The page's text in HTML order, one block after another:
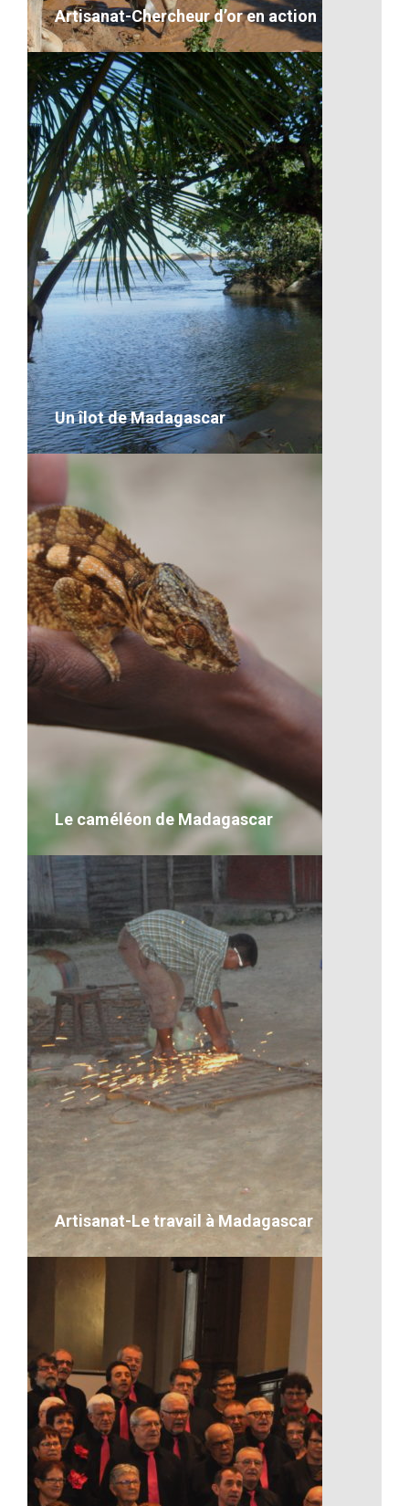
Artisanat-Chercheur d’or en action
Artisanat-Chercheur d’or en action
VOIR LE DÉTAIL
Un îlot de Madagascar
Un îlot de Madagascar
Le caméléon de Madagascar
Le caméléon de Madagascar
Artisanat-Le travail à Madagascar